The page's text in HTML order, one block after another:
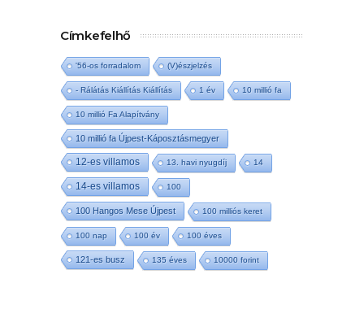
Címkefelhő
'56-os forradalom (V)észjelzés
- Rálátás Kiállítás Kiállítás 1 év 10 millió fa
10 millió Fa Alapítvány
10 millió fa Újpest-Káposztásmegyer
12-es villamos 13. havi nyugdíj 14
14-es villamos 100
100 Hangos Mese Újpest 100 milliós keret
100 nap 100 év 100 éves
121-es busz 135 éves 10000 forint